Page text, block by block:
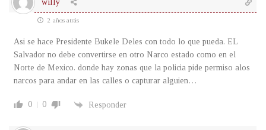
willy
2 años atrás
Asi se hace Presidente Bukele Deles con todo lo que pueda. EL
Salvador no debe convertirse en otro Narco estado como en el
Norte de Mexico. donde hay zonas que la policia pide permiso alos
narcos para andar en las calles o capturar alguien…
0 0 Responder